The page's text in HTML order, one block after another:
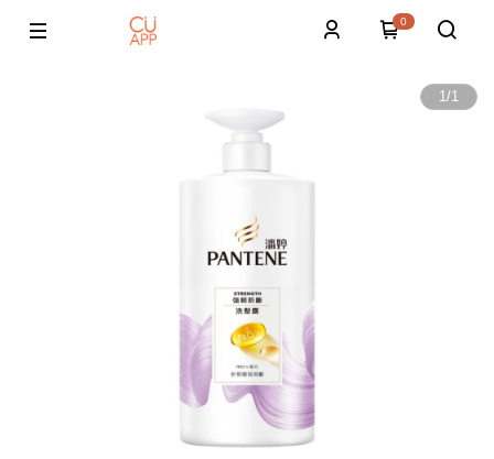
0
1/1